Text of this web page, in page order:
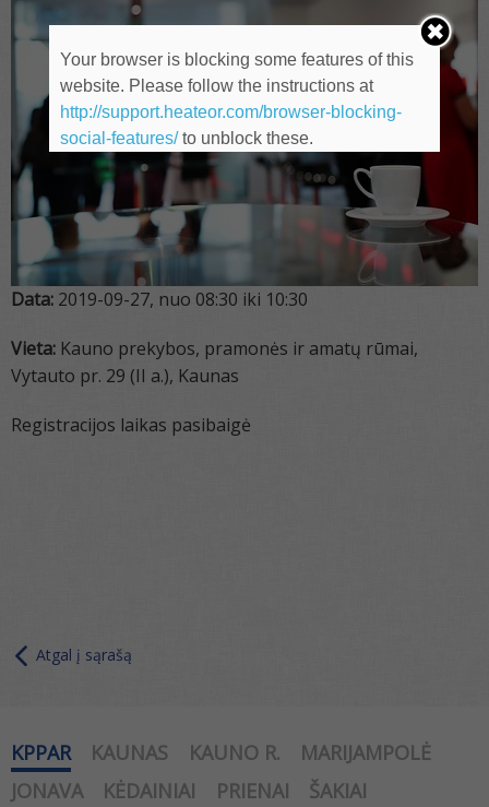
Data: 2019-09-27, nuo 08:30 iki 10:30
Vieta: Kauno prekybos, pramonės ir amatų rūmai,
Vytauto pr. 29 (II a.), Kaunas
Registracijos laikas pasibaigė
Atgal į sąrašą
KPPAR KAUNAS KAUNO R.
MARIJAMPOLĖ
JONAVA
KĖDAINIAI PRIENAI
ŠAKIAI
Your browser is blocking some features of this
website. Please follow the instructions at
http://support.heateor.com/browser-blocking-
social-features/to unblock these.